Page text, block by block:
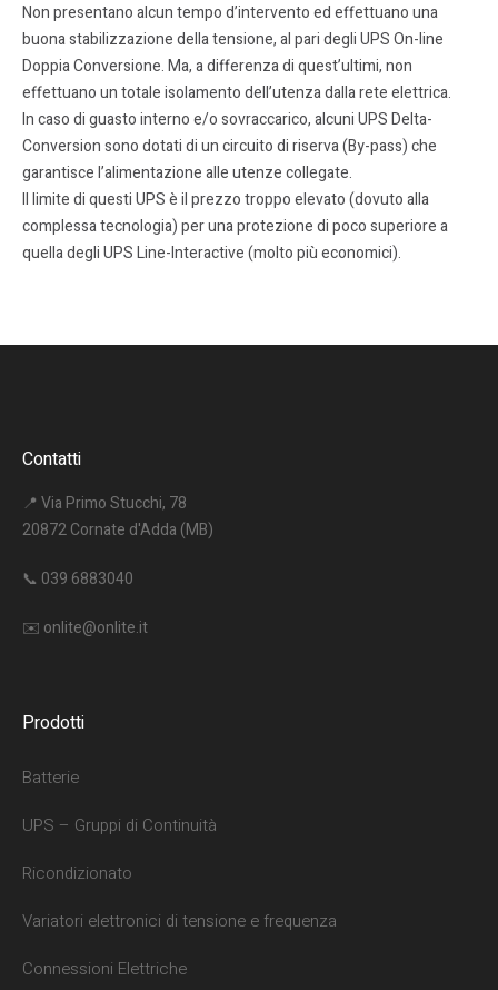
Non presentano alcun tempo d’intervento ed effettuano una
buona stabilizzazione della tensione, al pari degli UPS On-line
Doppia Conversione. Ma, a differenza di quest’ultimi, non
effettuano un totale isolamento dell’utenza dalla rete elettrica.
In caso di guasto interno e/o sovraccarico, alcuni UPS Delta-
Conversion sono dotati di un circuito di riserva (By-pass) che
garantisce l’alimentazione alle utenze collegate.
Il limite di questi UPS è il prezzo troppo elevato (dovuto alla
complessa tecnologia) per una protezione di poco superiore a
quella degli UPS Line-Interactive (molto più economici).
Contatti
📍 Via Primo Stucchi, 78
20872 Cornate d'Adda (MB)
📞 039 6883040
✉️ onlite@onlite.it
Prodotti
Batterie
UPS – Gruppi di Continuità
Ricondizionato
Variatori elettronici di tensione e frequenza
Connessioni Elettriche